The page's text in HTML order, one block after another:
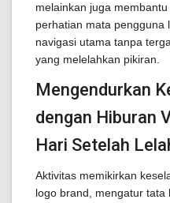
melainkan juga
perhatian mata pengguna
navigasi utama tanpa
yang melelahkan pikiran.
Mengendurkan
dengan Hiburan
Hari Setelah
Aktivitas memikirkan
logo brand, mengatur